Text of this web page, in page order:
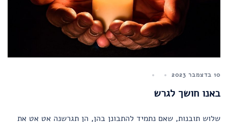
10 בדצמבר 2023
באנו חושך לגרש
שלוש תובנות, שאם נתמיד להתבונן בהן, הן תגרשנה אט אט את